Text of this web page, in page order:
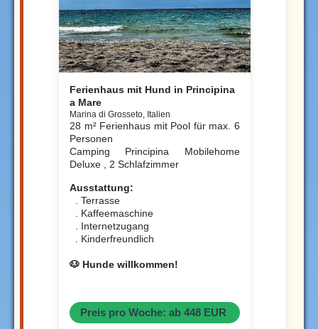
Ferienhaus mit Hund in Principina
a Mare
Marina di Grosseto, Italien
28 m² Ferienhaus mit Pool für max. 6
Personen
Camping Principina Mobilehome
Deluxe , 2 Schlafzimmer
Ausstattung:
. Terrasse
. Kaffeemaschine
. Internetzugang
. Kinderfreundlich
🐶 Hunde willkommen!
Preis pro Woche: ab 448 EUR